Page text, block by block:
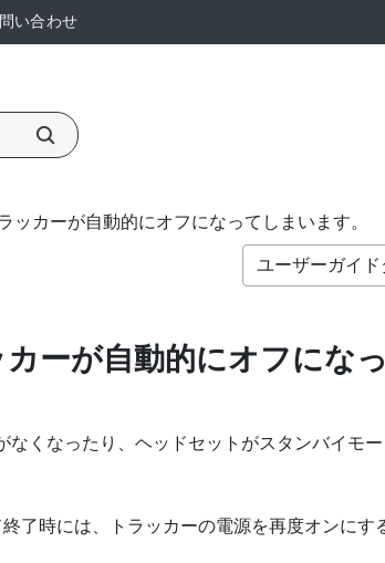
い合わせ
ッカーが自動的にオフになってしまいます。
ユーザーガイド
ーが自動的にオフにな
なくなったり、ヘッドセットがスタンバイモ
了時には、トラッカーの電源を再度オンにす